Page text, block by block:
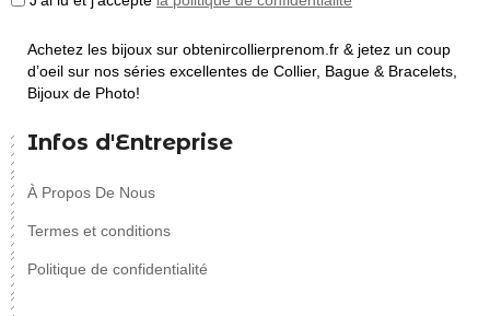
Achetez les bijoux sur obtenircollierprenom.fr & jetez un coup
d’oeil sur nos séries excellentes de Collier, Bague & Bracelets,
Bijoux de Photo!
Infos d'Entreprise
À Propos De Nous
Termes et conditions
Politique de confidentialité